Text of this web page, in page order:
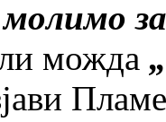
можда